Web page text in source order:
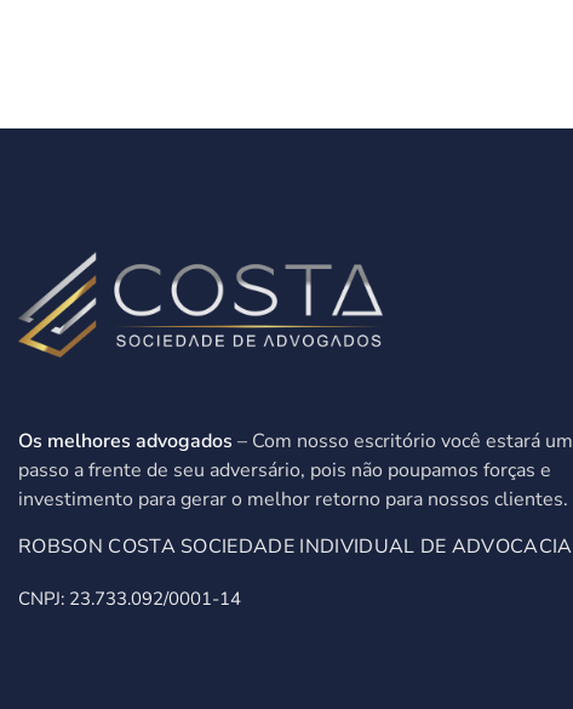
Os melhores advogados – Com nosso escritório você estará um
passo a frente de seu adversário, pois não poupamos forças e
investimento para gerar o melhor retorno para nossos clientes.
ROBSON COSTA SOCIEDADE INDIVIDUAL DE ADVOCACIA
CNPJ: 23.733.092/0001-14